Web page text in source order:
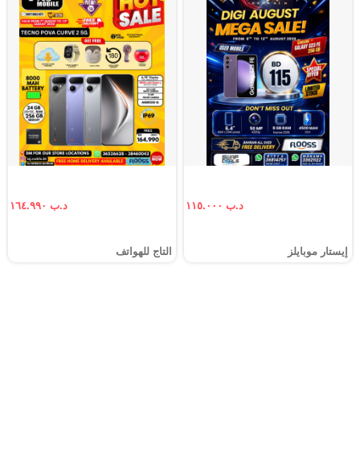
د.ب ١١٥.٠٠٠
إيستار موبايلز
د.ب ١٦٤.٩٩٠
التاج للهواتف